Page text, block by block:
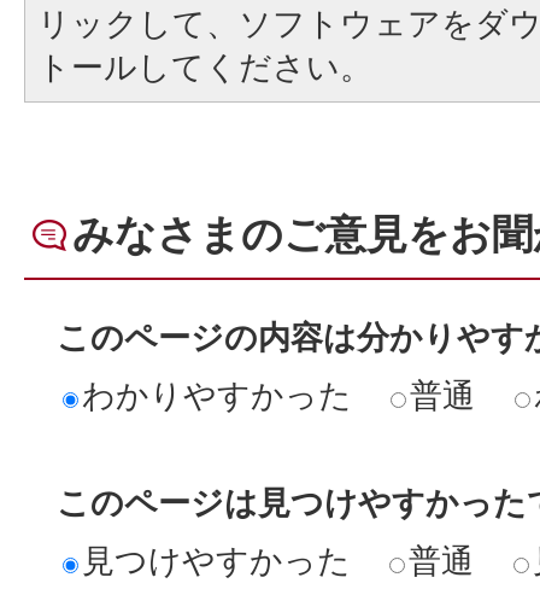
リックして、ソフトウェアをダ
トールしてください。
みなさまのご意見をお
このページの内容は分かりやす
わかりやすかった
普通
このページは見つけやすかった
見つけやすかった
普通